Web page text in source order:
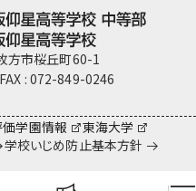
team Gyosei
方市桜丘町60-1
: 072-849-0246
学園情報
東海大学
学校いじめ防止基本方針